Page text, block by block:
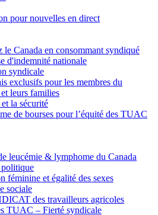
pour nouvelles en direct
le Canada en consommant syndiqué
d'indemnité nationale
syndicale
exclusifs pour les membres du
leurs families
la sécurité
de bourses pour l’équité des TUAC
leucémie & lymphome du Canada
politique
féminine et égalité des sexes
sociale
des travailleurs agricoles
TUAC – Fierté syndicale